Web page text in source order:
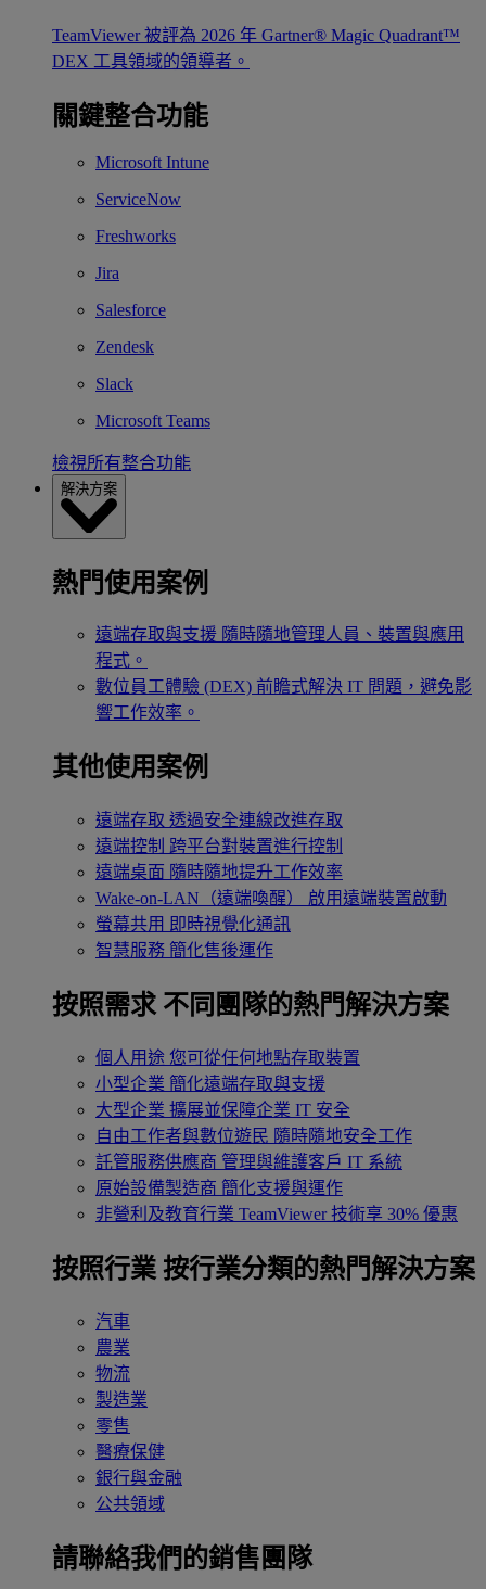
TeamViewer 被評為 2026 年 Gartner® Magic Quadrant™
DEX 工具領域的領導者。
關鍵整合功能
Microsoft Intune
ServiceNow
Freshworks
Jira
Salesforce
Zendesk
Slack
Microsoft Teams
檢視所有整合功能
解決方案
熱門使用案例
遠端存取與支援 隨時隨地管理人員、裝置與應用
程式。
數位員工體驗 (DEX) 前瞻式解決 IT 問題，避免影
響工作效率。
其他使用案例
遠端存取 透過安全連線改進存取
遠端控制 跨平台對裝置進行控制
遠端桌面 隨時隨地提升工作效率
Wake-on-LAN（遠端喚醒）
啟用遠端裝置啟動
螢幕共用 即時視覺化通訊
智慧服務 簡化售後運作
按照需求 不同團隊的熱門解決方案
個人用途 您可從任何地點存取裝置
小型企業 簡化遠端存取與支援
大型企業 擴展並保障企業 IT 安全
自由工作者與數位遊民 隨時隨地安全工作
託管服務供應商 管理與維護客戶 IT 系統
原始設備製造商 簡化支援與運作
非營利及教育行業 TeamViewer 技術享 30% 優惠
按照行業 按行業分類的熱門解決方案
汽車
農業
物流
製造業
零售
醫療保健
銀行與金融
公共領域
請聯絡我們的銷售團隊